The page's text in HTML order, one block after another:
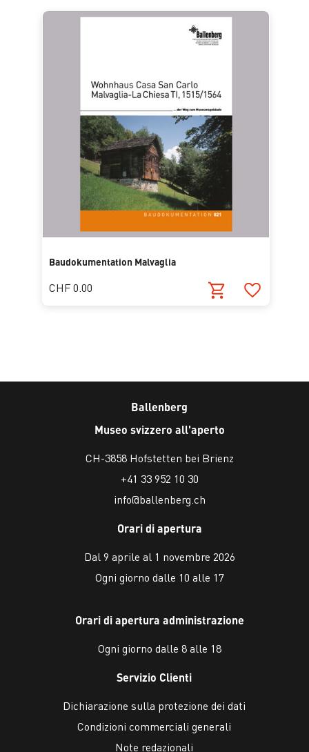
Baudokumentation Malvaglia
CHF 0.00
Ballenberg
Museo svizzero all'aperto
CH-3858 Hofstetten bei Brienz
+41 33 952 10 30
info@ballenberg.ch
Orari di apertura
Dal 9 aprile al 1 novembre 2026
Ogni giorno dalle 10 alle 17
Orari di apertura administrazione
Ogni giorno dalle 8 alle 18
Servizio Clienti
Dichiarazione sulla protezione dei dati
Condizioni commerciali generali
Note redazionali